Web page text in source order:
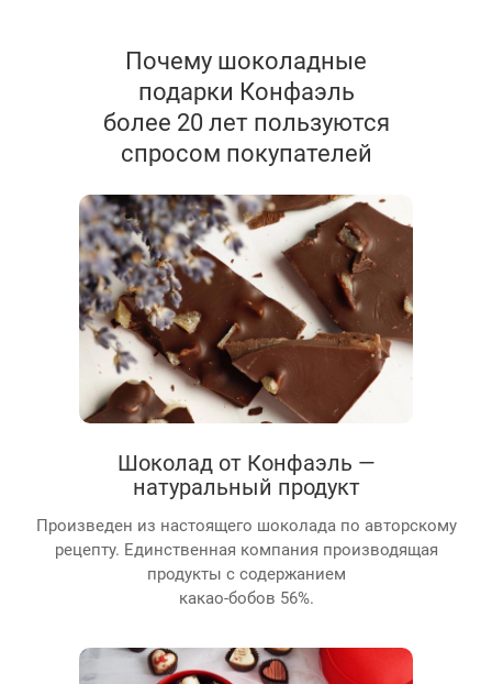
Почему шоколадные
подарки Конфаэль
более 20 лет пользуются
спросом покупателей
Шоколад от Конфаэль —
натуральный продукт
Произведен из настоящего шоколада по авторскому
рецепту. Единственная компания производящая
продукты с содержанием
какао-бобов 56%.